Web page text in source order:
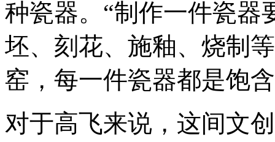
种瓷器。“制作一件瓷器
坯、刻花、施釉、烧制
窑，每一件瓷器都是饱
对于高飞来说，这间文